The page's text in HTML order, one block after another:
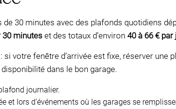
30 minutes avec des plafonds quotidiens
30 minutes et des totaux d’environ 40 à 66 € par
votre fenêtre d’arrivée est fixe, réserver une
dans le bon garage.
journalier.
et lors d’événements où les garages se